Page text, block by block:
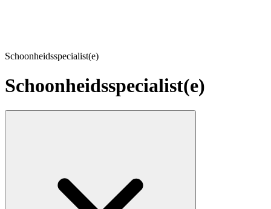
Schoonheidsspecialist(e)
Schoonheidsspecialist(e)